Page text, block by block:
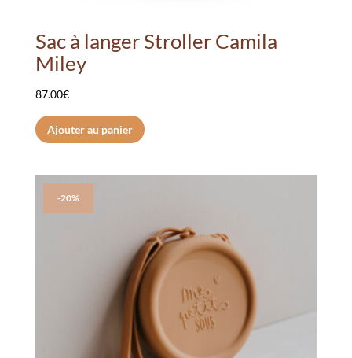
Sac à langer Stroller Camila
Miley
87.00€
Ajouter au panier
-20%